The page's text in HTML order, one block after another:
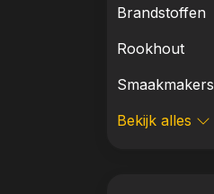
Brandstoffen
Rookhout
Smaakmakers
Bekijk alles